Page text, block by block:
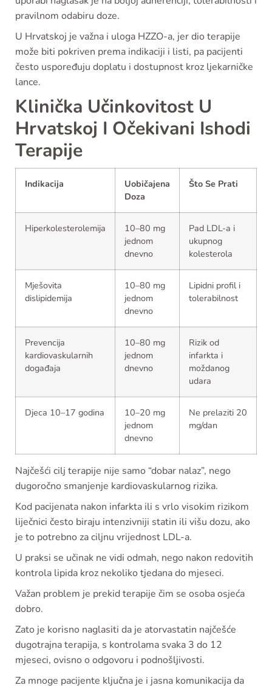
pravilnom odabiru doze.
U Hrvatskoj je važna i uloga HZZO-a, jer dio terapije
može biti pokriven prema indikaciji i listi, pa pacijenti
često uspoređuju doplatu i dostupnost kroz ljekarničke
lance.
Klinička Učinkovitost U
Hrvatskoj I Očekivani Ishodi
Terapije
Indikacija
Uobičajena
Doza
Što Se Prati
Hiperkolesterolemija
10–80 mg
jednom
dnevno
Pad LDL-a i
ukupnog
kolesterola
Mješovita
dislipidemija
10–80 mg
jednom
dnevno
Lipidni profil i
tolerabilnost
Prevencija
kardiovaskularnih
događaja
10–80 mg
jednom
dnevno
Rizik od
infarkta i
moždanog
udara
Djeca 10–17 godina
10–20 mg
jednom
dnevno
Ne prelaziti 20
mg/dan
Najčešći cilj terapije nije samo “dobar nalaz”, nego
dugoročno smanjenje kardiovaskularnog rizika.
Kod pacijenata nakon infarkta ili s vrlo visokim rizikom
liječnici često biraju intenzivniji statin ili višu dozu, ako
je to potrebno za ciljnu vrijednost LDL-a.
U praksi se učinak ne vidi odmah, nego nakon redovitih
kontrola lipida kroz nekoliko tjedana do mjeseci.
Važan problem je prekid terapije čim se osoba osjeća
dobro.
Zato je korisno naglasiti da je atorvastatin najčešće
dugotrajna terapija, s kontrolama svaka 3 do 12
mjeseci, ovisno o odgovoru i podnošljivosti.
Za mnoge pacijente ključna je i jasna komunikacija da